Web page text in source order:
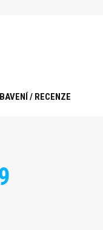
/ RECENZE